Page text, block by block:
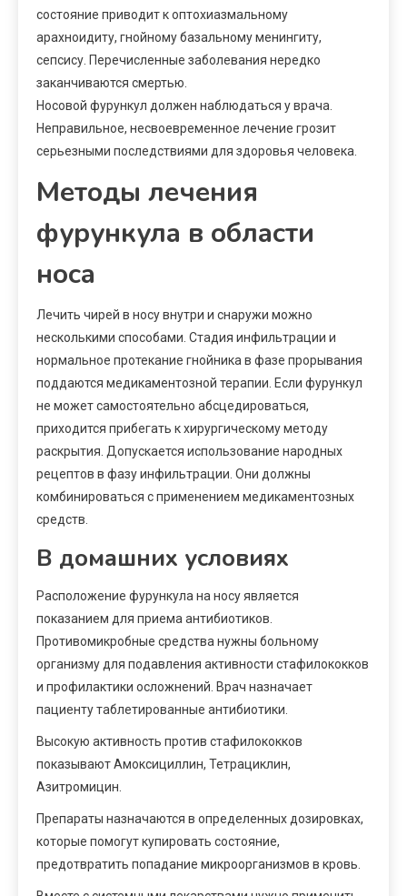
состояние приводит к оптохиазмальному
арахноидиту, гнойному базальному менин­гиту,
сепсису. Перечисленные заболевания нередко
заканчиваются смертью.
Носовой фурункул должен наблюдаться у врача.
Неправильное, несвоевременное лечение грозит
серьезными последствиями для здоровья человека.
Методы лечения
фурункула в области
носа
Лечить чирей в носу внутри и снаружи можно
несколькими способами. Стадия инфильтрации и
нормальное протекание гнойника в фазе прорывания
поддаются медикаментозной терапии. Если фурункул
не может самостоятельно абсцедироваться,
приходится прибегать к хирургическому методу
раскрытия. Допускается использование народных
рецептов в фазу инфильтрации. Они должны
комбинироваться с применением медикаментозных
средств.
В домашних условиях
Расположение фурункула на носу является
показанием для приема антибиотиков.
Противомикробные средства нужны больному
организму для подавления активности стафилококков
и профилактики осложнений. Врач назначает
пациенту таблетированные антибиотики.
Высокую активность против стафилококков
показывают Амоксициллин, Тетрациклин,
Азитромицин.
Препараты назначаются в определенных дозировках,
которые помогут купировать состояние,
предотвратить попадание микроорганизмов в кровь.